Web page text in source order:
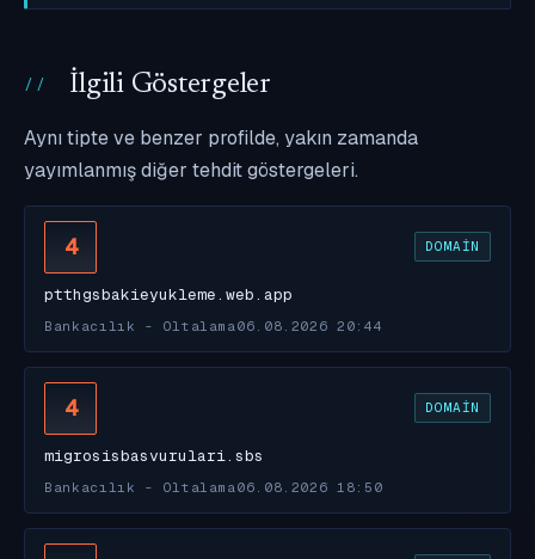
İlgili Göstergeler
Aynı tipte ve benzer profilde, yakın zamanda
yayımlanmış diğer tehdit göstergeleri.
4 DOMAIN
ptthgsbakieyukleme.web.app
Bankacılık - Oltalama 06.08.2026 20:44
4 DOMAIN
migrosisbasvurulari.sbs
Bankacılık - Oltalama 06.08.2026 18:50